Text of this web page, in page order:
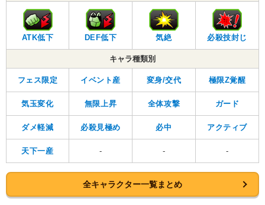
ATK低下 DEF低下 気絶 必殺技封じ
キャラ種類別
フェス限定 イベント産 変身/交代 極限Z覚醒
気玉変化 無限上昇 全体攻撃 ガード
ダメ軽減 必殺見極め 必中 アクティブ
天下一産 - - -
全キャラクター一覧まとめ